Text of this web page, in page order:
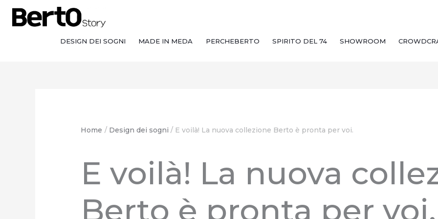
contenuto
navigazione
contenuto
DESIGN DEI SOGNI MADE IN MEDA PERCHEBERTO SPIRITO DEL 74 SHOWROOM
Home Design dei sogni E voilà! La nuova collezione Berto è pronta per voi.
E voilà! La nuova
Berto è pronta per voi.